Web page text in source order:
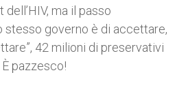
ma il passo
stesso governo è di accettare,
42 milioni di preservativi
pazzesco!